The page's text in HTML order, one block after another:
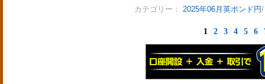
カテゴリー： 2025年06月英ポンド円
1 2 3 4 5 6